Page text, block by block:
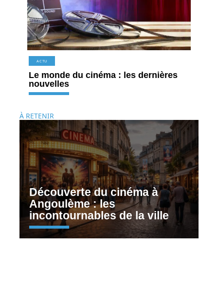
ACTU
Le monde du cinéma : les dernières
nouvelles
À RETENIR
Découverte du cinéma à
Angoulème : les
incontournables de la ville